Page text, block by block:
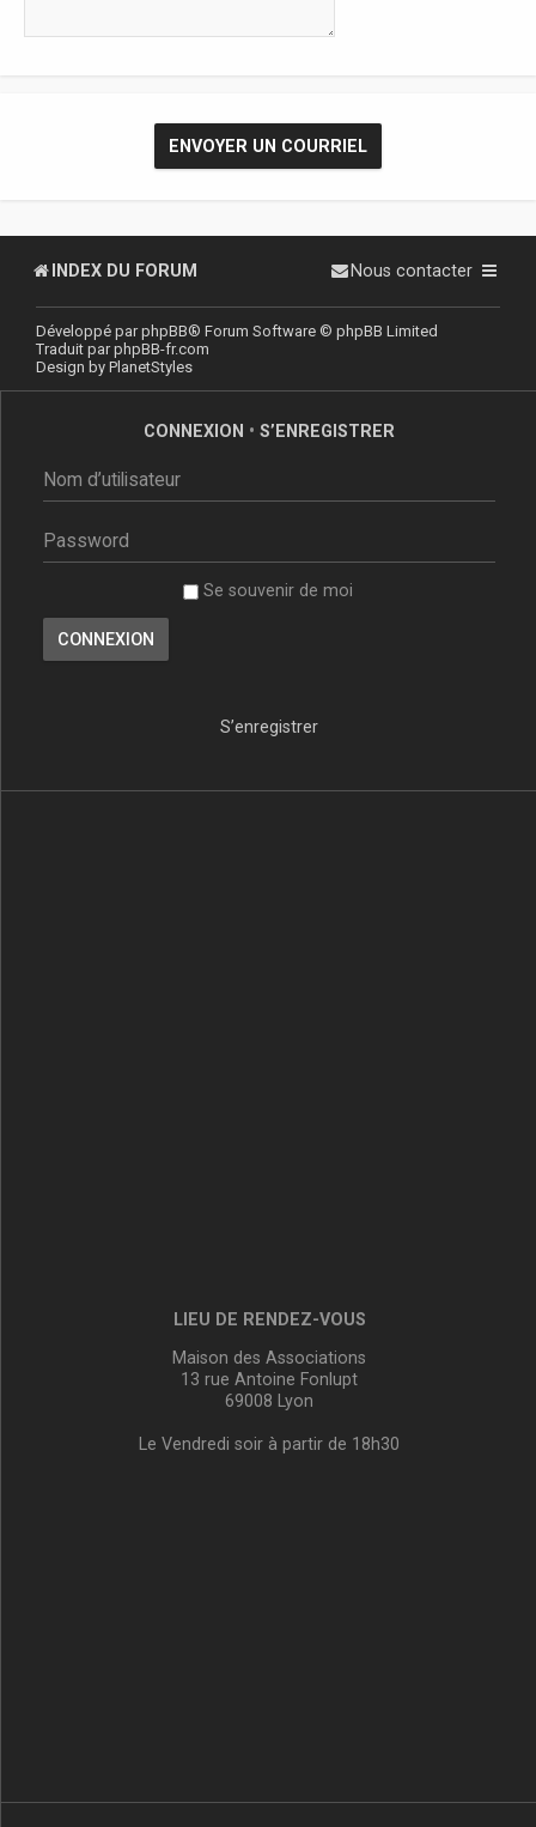
INDEX DU FORUM Nous contacter
Développé parphpBB® Forum Software © phpBB Limited
Traduit parphpBB-fr.com
Design by PlanetStyles
CONNEXION • S’ENREGISTRER
Se souvenir de moi
S’enregistrer
LIEU DE RENDEZ-VOUS
Maison des Associations
13 rue Antoine Fonlupt
69008 Lyon
Le Vendredi soir à partir de 18h30